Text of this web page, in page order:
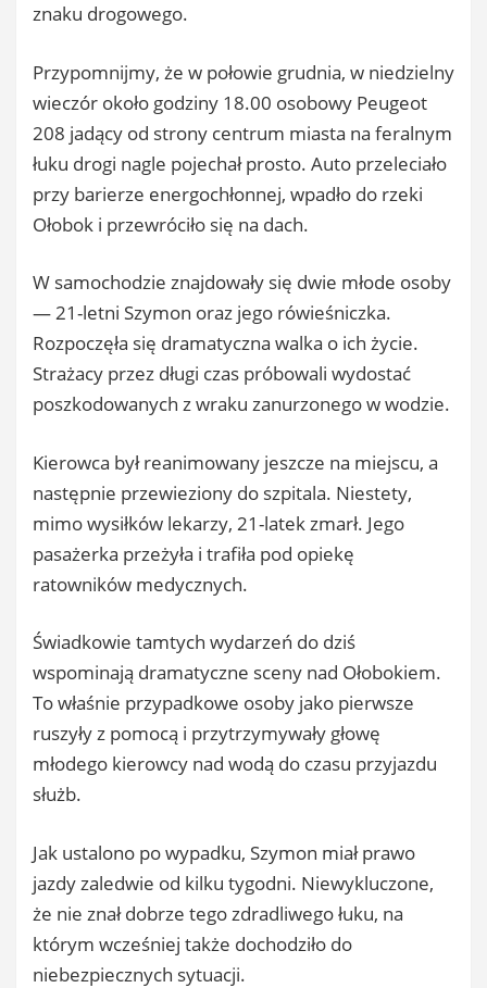
znaku drogowego.
Przypomnijmy, że w połowie grudnia, w niedzielny
wieczór około godziny 18.00 osobowy Peugeot
208 jadący od strony centrum miasta na feralnym
łuku drogi nagle pojechał prosto. Auto przeleciało
przy barierze energochłonnej, wpadło do rzeki
Ołobok i przewróciło się na dach.
W samochodzie znajdowały się dwie młode osoby
— 21-letni Szymon oraz jego rówieśniczka.
Rozpoczęła się dramatyczna walka o ich życie.
Strażacy przez długi czas próbowali wydostać
poszkodowanych z wraku zanurzonego w wodzie.
Kierowca był reanimowany jeszcze na miejscu, a
następnie przewieziony do szpitala. Niestety,
mimo wysiłków lekarzy, 21-latek zmarł. Jego
pasażerka przeżyła i trafiła pod opiekę
ratowników medycznych.
Świadkowie tamtych wydarzeń do dziś
wspominają dramatyczne sceny nad Ołobokiem.
To właśnie przypadkowe osoby jako pierwsze
ruszyły z pomocą i przytrzymywały głowę
młodego kierowcy nad wodą do czasu przyjazdu
służb.
Jak ustalono po wypadku, Szymon miał prawo
jazdy zaledwie od kilku tygodni. Niewykluczone,
że nie znał dobrze tego zdradliwego łuku, na
którym wcześniej także dochodziło do
niebezpiecznych sytuacji.